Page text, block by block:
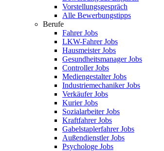
Vorstellungsgespräch
Alle Bewerbungstipps
Berufe
Fahrer Jobs
LKW-Fahrer Jobs
Hausmeister Jobs
Gesundheitsmanager Jobs
Controller Jobs
Mediengestalter Jobs
Industriemechaniker Jobs
Verkäufer Jobs
Kurier Jobs
Sozialarbeiter Jobs
Kraftfahrer Jobs
Gabelstaplerfahrer Jobs
Außendienstler Jobs
Psychologe Jobs